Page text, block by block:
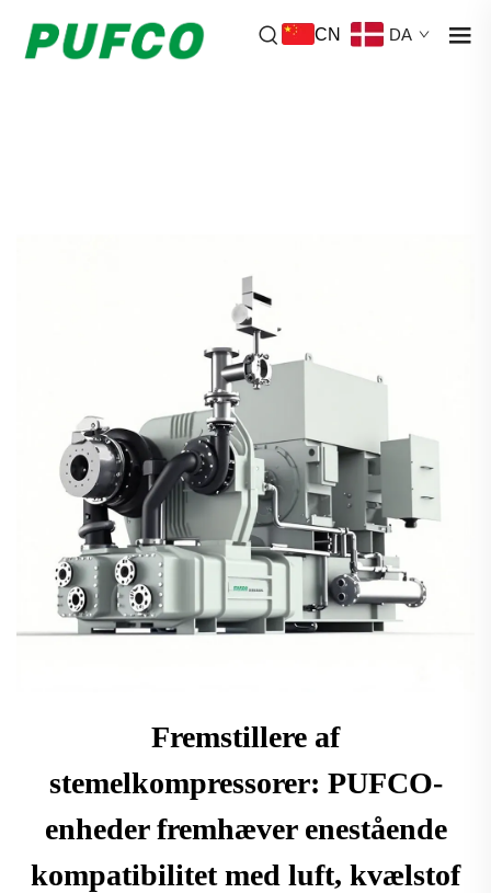
CN DA
Fremstillere af
stemelkompressorer: PUFCO-
enheder fremhæver enestående
kompatibilitet med luft, kvælstof